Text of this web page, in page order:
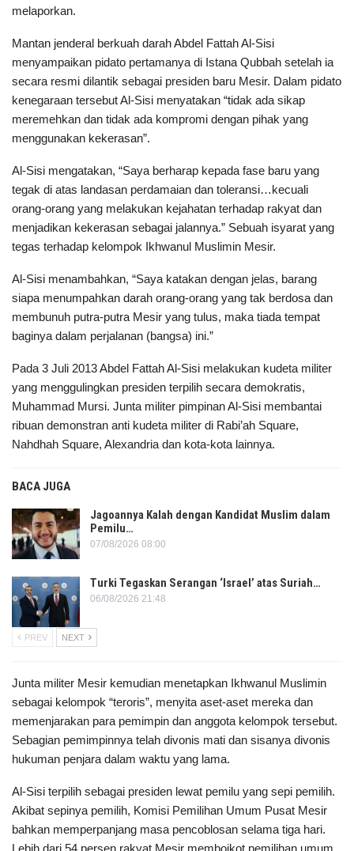
melaporkan.
Mantan jenderal berkuah darah Abdel Fattah Al-Sisi
menyampaikan pidato pertamanya di Istana Qubbah setelah ia
secara resmi dilantik sebagai presiden baru Mesir. Dalam pidato
kenegaraan tersebut Al-Sisi menyatakan “tidak ada sikap
meremehkan dan tidak ada kompromi dengan pihak yang
menggunakan kekerasan”.
Al-Sisi mengatakan, “Saya berharap kepada fase baru yang
tegak di atas landasan perdamaian dan toleransi…kecuali
orang-orang yang melakukan kejahatan terhadap rakyat dan
menjadikan kekerasan sebagai jalannya.” Sebuah isyarat yang
tegas terhadap kelompok Ikhwanul Muslimin Mesir.
Al-Sisi menambahkan, “Saya katakan dengan jelas, barang
siapa menumpahkan darah orang-orang yang tak berdosa dan
membunuh putra-putra Mesir yang tulus, maka tiada tempat
baginya dalam perjalanan (bangsa) ini.”
Pada 3 Juli 2013 Abdel Fattah Al-Sisi melakukan kudeta militer
yang menggulingkan presiden terpilih secara demokratis,
Muhammad Mursi. Junta militer pimpinan Al-Sisi membantai
ribuan demonstran anti kudeta militer di Rabi’ah Square,
Nahdhah Square, Alexandria dan kota-kota lainnya.
BACA JUGA
Jagoannya Kalah dengan Kandidat Muslim dalam
Pemilu…
07/08/2026 08:00
Turki Tegaskan Serangan ‘Israel’ atas Suriah…
06/08/2026 21:48
PREV NEXT
Junta militer Mesir kemudian menetapkan Ikhwanul Muslimin
sebagai kelompok “teroris”, menyita aset-aset mereka dan
memenjarakan para pemimpin dan anggota kelompok tersebut.
Sebagian pemimpinnya telah divonis mati dan sisanya divonis
hukuman penjara dalam waktu yang lama.
Al-Sisi terpilih sebagai presiden lewat pemilu yang sepi pemilih.
Akibat sepinya pemilih, Komisi Pemilihan Umum Pusat Mesir
bahkan memperpanjang masa pencoblosan selama tiga hari.
Lebih dari 54 persen rakyat Mesir memboikot pemilihan umum